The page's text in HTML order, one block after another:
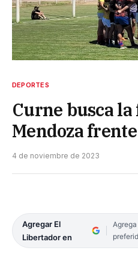
DEPORTES
Curne busca
Mendoza
4 de noviembre de 2023
Agregar El
Libertador en